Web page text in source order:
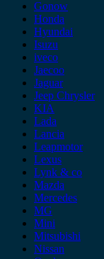
Gonow
Honda
Hyundai
Isuzu
iveco
Jaecoo
Jaguar
Jeep Chrysler
KIA
Lada
Lancia
Leapmotor
Lexus
Lynk & co
Mazda
Mercedes
MG
Mini
Mitsubishi
Nissan